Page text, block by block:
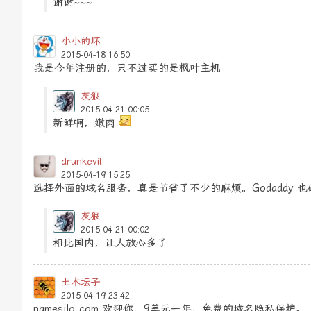
小小的坏
2015-04-18 16:50
我是今年注册的，只不过买的是枫叶主机
灰狼
2015-04-21 00:05
新鲜啊，嫩肉
drunkevil
2015-04-19 15:25
选择外面的域名服务，真是节省了不少的麻烦。Godaddy 也
灰狼
2015-04-21 00:02
相比国内，让人放心多了
土木坛子
2015-04-19 23:42